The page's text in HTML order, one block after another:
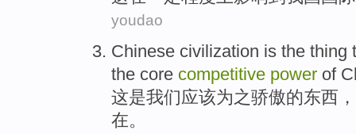
youdao
Chinese civilization is the thing
the core competitive power of
这是我们应该为之骄傲的东西
在。